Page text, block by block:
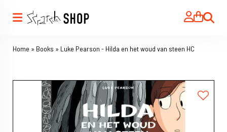
Search
Home » Books » Luke Pearson - Hilda en het woud van steen HC